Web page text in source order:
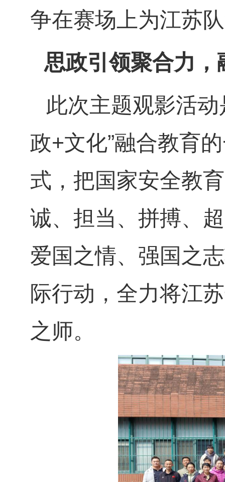
争在赛场上为江苏
思政引领聚合力
此次主题观影活
政+文化”融合教育
式，把国家安全教
诚、担当、拼搏、
爱国之情、强国之
际行动，全力将江
之师。